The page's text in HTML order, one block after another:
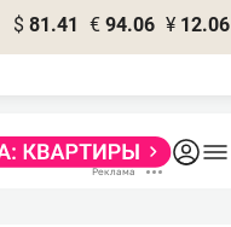
$ 81.41 € 94.06 ¥ 12.06